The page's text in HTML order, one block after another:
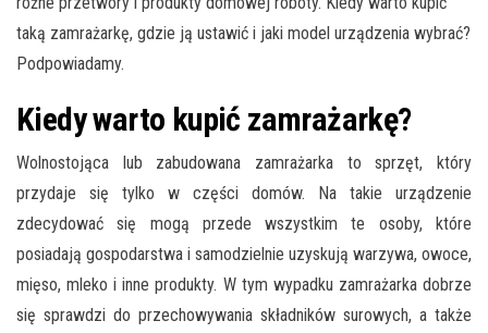
taką zamrażarkę, gdzie ją ustawić i jaki model urządzenia wybrać?
Podpowiadamy.
Kiedy warto kupić zamrażarkę?
Wolnostojąca lub zabudowana zamrażarka to sprzęt, który
przydaje się tylko w części domów. Na takie urządzenie
zdecydować się mogą przede wszystkim te osoby, które
posiadają gospodarstwa i samodzielnie uzyskują warzywa, owoce,
mięso, mleko i inne produkty. W tym wypadku zamrażarka dobrze
się sprawdzi do przechowywania składników surowych, a także